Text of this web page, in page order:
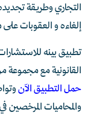
التجاري وطريقة
إلغاءه و العقوبات على
تطبيق بينه
القانونية مع مجموعة
حمل التطبيق الآن
والمحاميات المرخصين